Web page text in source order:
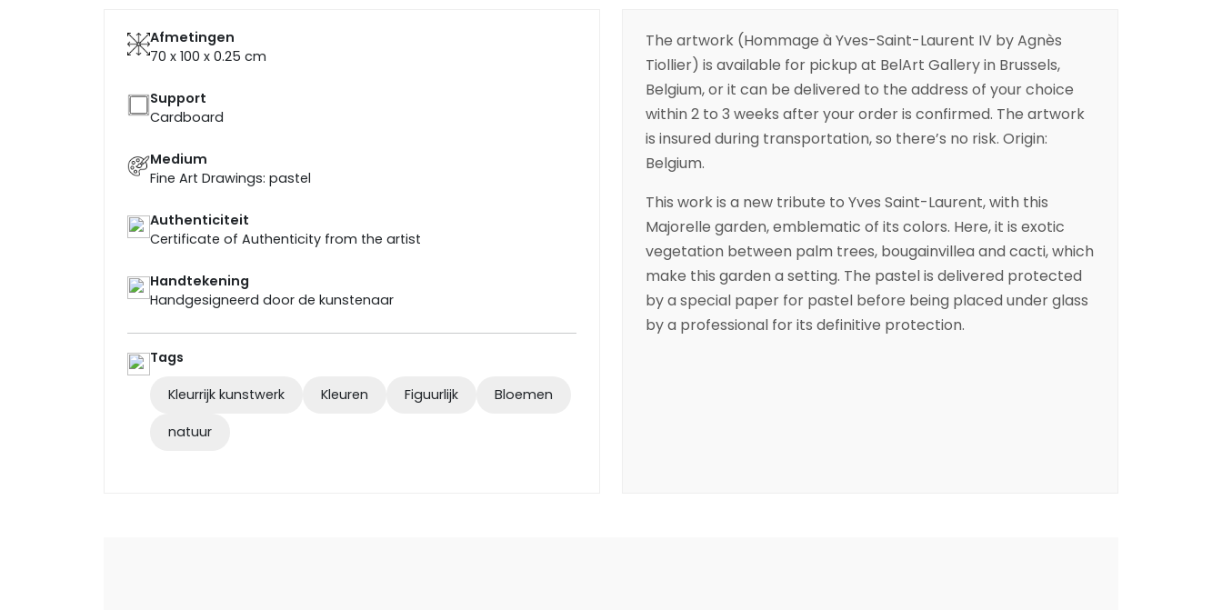
Afmetingen
70 x 100 x 0.25 cm
Support
Cardboard
Medium
Fine Art Drawings: pastel
Authenticiteit
Certificate of Authenticity from the artist
Handtekening
Handgesigneerd door de kunstenaar
Tags
Kleurrijk kunstwerk Kleuren Figuurlijk Bloemen
natuur
The artwork (Hommage à Yves-Saint-Laurent IV by Agnès
Tiollier) is available for pickup at BelArt Gallery in Brussels,
Belgium, or it can be delivered to the address of your choice
within 2 to 3 weeks after your order is confirmed. The artwork
is insured during transportation, so there’s no risk. Origin:
Belgium.
This work is a new tribute to Yves Saint-Laurent, with this
Majorelle garden, emblematic of its colors. Here, it is exotic
vegetation between palm trees, bougainvillea and cacti, which
make this garden a setting. The pastel is delivered protected
by a special paper for pastel before being placed under glass
by a professional for its definitive protection.